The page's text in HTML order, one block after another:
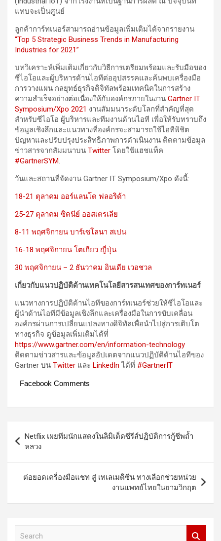
แทบจะเป็นศูนย์
ลูกค้าการ์ทเนอร์สามารถอ่านข้อมูลเพิ่มเติมได้จากรายงาน
“Top 5 Strategic Business Trends in Manufacturing
Industries for 2021”
บทวิเคราะห์เพิ่มเติมเกี่ยวกับวิธีการเตรียมพร้อมและรับมือของ
ซีไอโอและผู้บริหารด้านไอทีต่ออุปสรรคและค้นพบเครื่องมือ
การวางแผน กลยุทธ์ธุรกิจดิจิทัลพร้อมเทคนิคในการสร้าง
ความสำเร็จอย่างต่อเนื่องให้กับองค์กรภายในงาน Gartner IT
Symposium/Xpo 2021 งานสัมมนาระดับโลกที่สำคัญที่สุด
สำหรับซีไอโอ ผู้บริหารและทีมงานด้านไอที เพื่อให้รับทราบถึง
ข้อมูลเชิงลึกและแนวทางที่องค์กรจะสามารถใช้ไอทีพิชิต
ปัญหาและปรับปรุงประสิทธิภาพการดำเนินงาน ติดตามข้อมูล
ข่าวสารจากสัมมนาบน Twitter โดยใช้แฮชแท็ค
#GartnerSYM.
วันและสถานที่จัดงาน Gartner IT Symposium/Xpo ดังนี้:
18-21 ตุลาคม ออร์แลนโด ฟลอริด้า
25-27 ตุลาคม ซิดนีย์ ออสเตรเลีย
8-11 พฤศจิกายน บาร์เซโลนา สเปน
16-18 พฤศจิกายน โตเกียว ญี่ปุ่น
30 พฤศจิกายน – 2 ธันวาคม อินเดีย เวอชวล
เกี่ยวกับแนวปฏิบัติด้านเทคโนโลยีสารสนเทศของการ์ทเนอร์
แนวทางการปฏิบัติด้านไอทีของการ์ทเนอร์ช่วยให้ซีไอโอและ
ผู้นำด้านไอทีมีข้อมูลเชิงลึกและเครื่องมือในการขับเคลื่อน
องค์กรผ่านการเปลี่ยนแปลงทางดิจิทัลเพื่อนำไปสู่การเติบโต
ทางธุรกิจ ดูข้อมูลเพิ่มเติมได้ที่
https://www.gartner.com/en/information-technology
ติดตามข่าวสารและข้อมูลอัปเดตจากแนวปฏิบัติด้านไอทีของ
Gartner บน Twitter และ LinkedIn ได้ที่ #GartnerIT
Facebook Comments
navigation
Netflix เผยทีมนักแสดงในลิมิเต็ดซีรีส์ปฏิบัติการกู้ชีพถ้ำ
หลวง
ต่อยอดเครื่องมือแชท สู่ เทเลเมดิซีน ทางเลือกช่วยหน่วย
งานแพทย์ไทยในยามวิกฤต